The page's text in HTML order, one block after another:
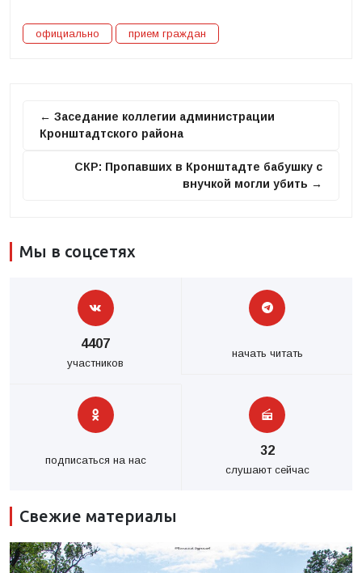
официально прием граждан
← Заседание коллегии администрации
Кронштадтского района
СКР: Пропавших в Кронштадте бабушку с
внучкой могли убить →
Мы в соцсетях
4407
участников
начать читать
подписаться на нас
32
слушают сейчас
Свежие материалы